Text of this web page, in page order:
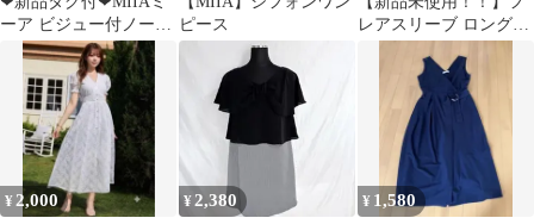
ーア ビジュー付ノース
リーブワンピース ピン
クベージュF
ピース
レアスリーブ ロングワ
¥ 2,000 ¥2,380 ¥ 1,580